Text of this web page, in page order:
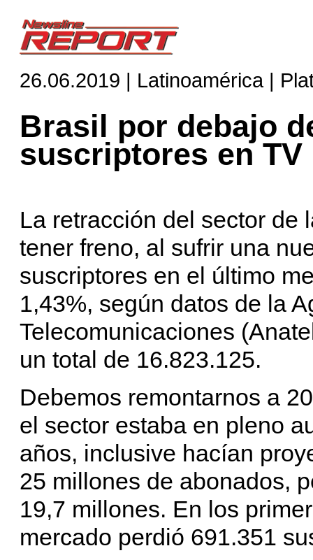
26.06.2019 | Latinoamérica |
Brasil por debajo
suscriptores en TV
La retracción del sector de
tener freno, al sufrir una
suscriptores en el último
1,43%, según datos de la
Telecomunicaciones
un total de 16.823.125.
Debemos remontarnos a
el sector estaba en pleno
años, inclusive hacían
25 millones de abonados,
19,7 millones. En los
mercado perdió 691.351